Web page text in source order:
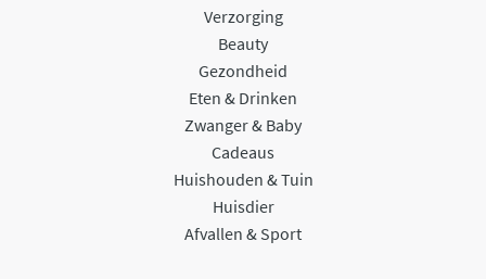
Verzorging
Beauty
Gezondheid
Eten & Drinken
Zwanger & Baby
Cadeaus
Huishouden & Tuin
Huisdier
Afvallen & Sport